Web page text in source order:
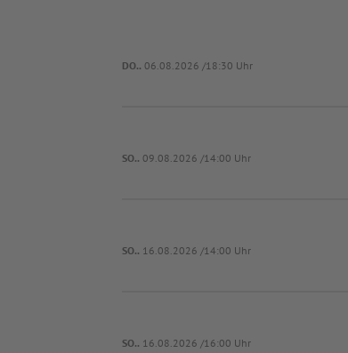
DO.. 06.08.2026 /18:30 Uhr
SO.. 09.08.2026 /14:00 Uhr
SO.. 16.08.2026 /14:00 Uhr
SO.. 16.08.2026 /16:00 Uhr